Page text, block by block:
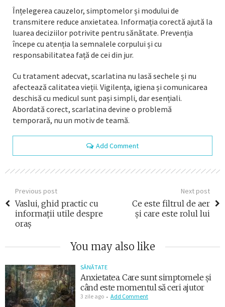
Înțelegerea cauzelor, simptomelor și modului de
transmitere reduce anxietatea. Informația corectă ajută la
luarea deciziilor potrivite pentru sănătate. Prevenția
începe cu atenția la semnalele corpului și cu
responsabilitatea față de cei din jur.
Cu tratament adecvat, scarlatina nu lasă sechele și nu
afectează calitatea vieții. Vigilența, igiena și comunicarea
deschisă cu medicul sunt pași simpli, dar esențiali.
Abordată corect, scarlatina devine o problemă
temporară, nu un motiv de teamă.
Add Comment
Previous post
Vaslui, ghid practic cu
informații utile despre
oraș
Next post
Ce este filtrul de aer
și care este rolul lui
You may also like
SĂNĂTATE
Anxietatea. Care sunt simptomele și
când este momentul să ceri ajutor
3 zile ago Add Comment